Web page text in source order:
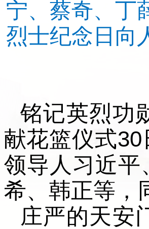
宁、蔡奇、丁
烈士纪念日向
铭记英烈功
献花篮仪式
领导人习近平
希、韩正等，
庄严的天安